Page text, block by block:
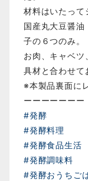
材料はいたって
国産丸大豆醤油
子の６つのみ。
お肉、キャベツ
具材と合わせて
※本製品裏面に
ーーーーーーー
#発酵
#発酵料理
#発酵食品生活
#発酵調味料
#発酵おうちご